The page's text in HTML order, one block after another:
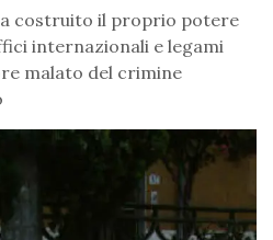
costruito il proprio potere
internazionali e legami
malato del crimine